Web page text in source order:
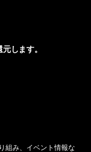
します。
組み、イベント情報な